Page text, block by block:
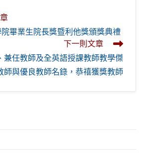
畢業生院長獎暨利他獎頒獎典禮
下一則文章
兼任教師及全英語授課教師教學傑
師與優良教師名錄，恭禧獲獎教師